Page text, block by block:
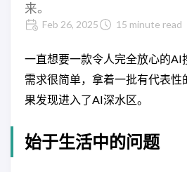
来。
Feb 26, 2025 15 minute read
一直想要一款令人完全放心的AI
需求很简单，拿着一批有代表性
果发现进入了AI深水区。
始于生活中的问题